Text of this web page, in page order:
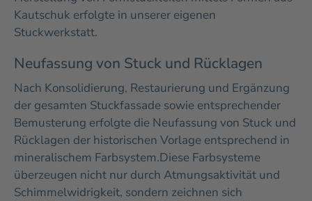
Kautschuk erfolgte in unserer eigenen
Stuckwerkstatt.
Neufassung von Stuck und Rücklagen
Nach Konsolidierung, Restaurierung und Ergänzung
der gesamten Stuckfassade sowie entsprechender
Bemusterung erfolgte die Neufassung von Stuck und
Rücklagen der historischen Vorlage entsprechend in
mineralischem Farbsystem.Diese Farbsysteme
überzeugen nicht nur durch Atmungsaktivität und
Schimmelwidrigkeit, sondern zeichnen sich